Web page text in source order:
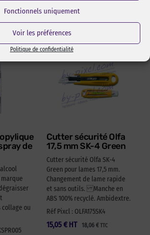
Fonctionnels uniquement
Voir les préférences
Politique de confidentialité
de
collage ou
Cutter sécurité Olfa
17,5 mm SK-4 Green
Cutter sécurité Olfa SK-4
Green pour lames 17,5 mm.
Changement de lame rapide
et sans outils. Manche en
ABS 100% recyclé. Ambidextre.
Réf Pixcl : OLFA175SK4
15,05 € 18,06 € TTC
HT